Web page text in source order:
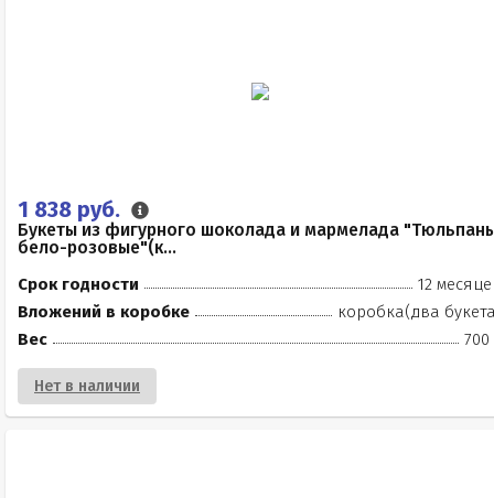
1 838 руб.
Букеты из фигурного шоколада и мармелада
бело-розовые"(к...
Срок годности
12
Вложений в коробке
коробка(два
Вес
700
Нет в наличии